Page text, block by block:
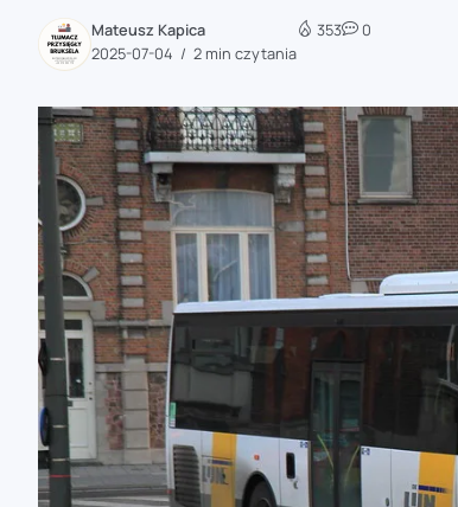
zaobserwuj nas
zaobserwuj nas
zaobserwuj nas
zaobserwuj nas
Mateusz Kapica
2025-07-04
2 min czytania
353 0